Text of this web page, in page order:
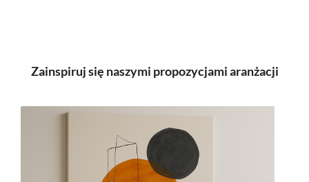
Zainspiruj się naszymi propozycjami aranżacji